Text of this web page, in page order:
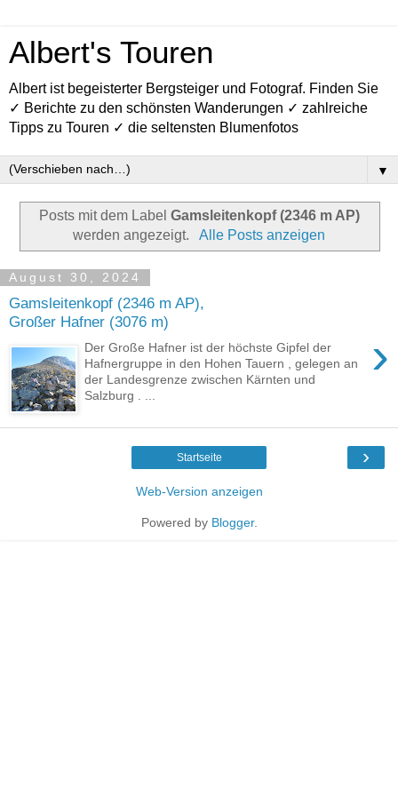
Albert's Touren
Albert ist begeisterter Bergsteiger und Fotograf. Finden Sie
✓ Berichte zu den schönsten Wanderungen ✓ zahlreiche
Tipps zu Touren ✓ die seltensten Blumenfotos
▼
Posts mit dem Label Gamsleitenkopf (2346 m AP)
werden angezeigt.
Alle Posts anzeigen
August 30, 2024
Gamsleitenkopf (2346 m AP),
Großer Hafner (3076 m)
›
Der Große Hafner ist der höchste Gipfel der
Hafnergruppe in den Hohen Tauern , gelegen an
der Landesgrenze zwischen Kärnten und
Salzburg . ...
›
Startseite
Web-Version anzeigen
Powered by Blogger.